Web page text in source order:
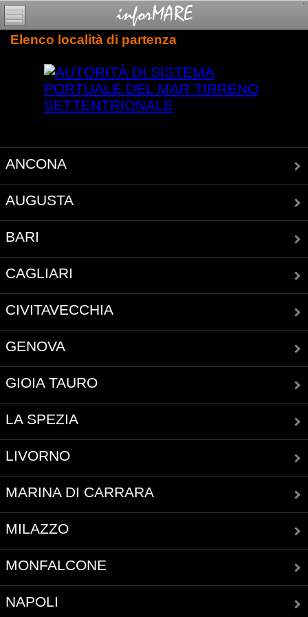
Elenco località di partenza
ANCONA
AUGUSTA
BARI
CAGLIARI
CIVITAVECCHIA
GENOVA
GIOIA TAURO
LA SPEZIA
LIVORNO
MARINA DI CARRARA
MILAZZO
MONFALCONE
NAPOLI